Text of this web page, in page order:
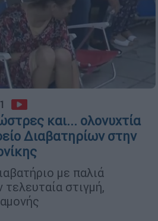
και... ολονυχτία
Διαβατηρίων στην
με παλιά
στιγμή,